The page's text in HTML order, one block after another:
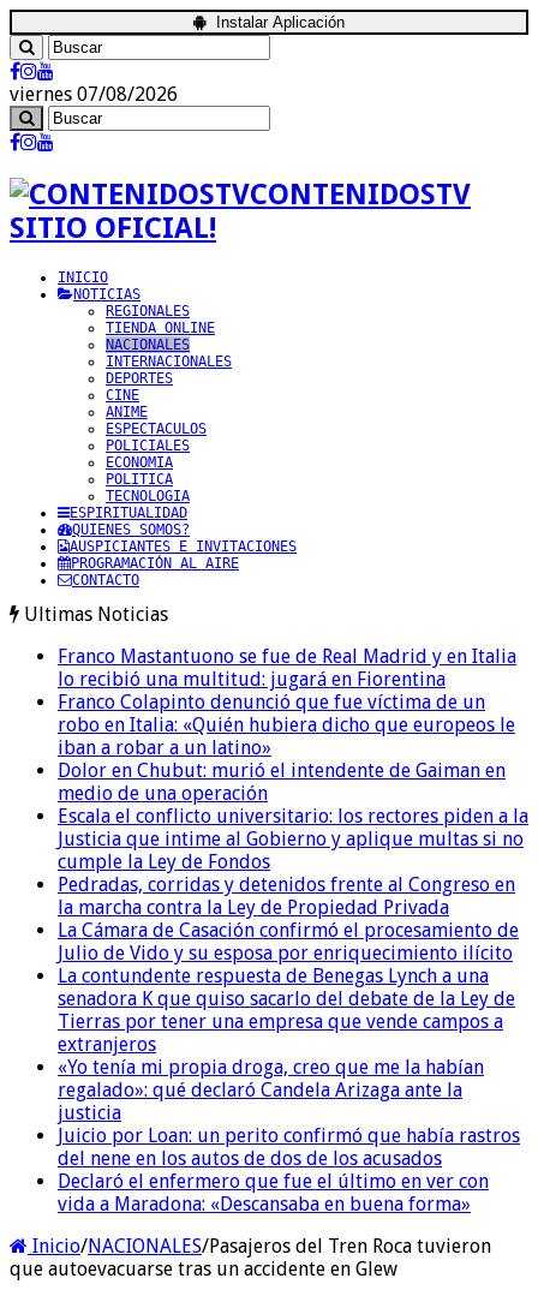
Instalar Aplicación
viernes 07/08/2026
CONTENIDOSTV
SITIO OFICIAL!
INICIO
NOTICIAS
REGIONALES
TIENDA ONLINE
NACIONALES
INTERNACIONALES
DEPORTES
CINE
ANIME
ESPECTACULOS
POLICIALES
ECONOMIA
POLITICA
TECNOLOGIA
ESPIRITUALIDAD
QUIENES SOMOS?
AUSPICIANTES E INVITACIONES
PROGRAMACIÓN AL AIRE
CONTACTO
Ultimas Noticias
Franco Mastantuono se fue de Real Madrid y en Italia
lo recibió una multitud: jugará en Fiorentina
Franco Colapinto denunció que fue víctima de un
robo en Italia: «Quién hubiera dicho que europeos le
iban a robar a un latino»
Dolor en Chubut: murió el intendente de Gaiman en
medio de una operación
Escala el conflicto universitario: los rectores piden a la
Justicia que intime al Gobierno y aplique multas si no
cumple la Ley de Fondos
Pedradas, corridas y detenidos frente al Congreso en
la marcha contra la Ley de Propiedad Privada
La Cámara de Casación confirmó el procesamiento de
Julio de Vido y su esposa por enriquecimiento ilícito
La contundente respuesta de Benegas Lynch a una
senadora K que quiso sacarlo del debate de la Ley de
Tierras por tener una empresa que vende campos a
extranjeros
«Yo tenía mi propia droga, creo que me la habían
regalado»: qué declaró Candela Arizaga ante la
justicia
Juicio por Loan: un perito confirmó que había rastros
del nene en los autos de dos de los acusados
Declaró el enfermero que fue el último en ver con
vida a Maradona: «Descansaba en buena forma»
Inicio/NACIONALES/Pasajeros del Tren Roca tuvieron
que autoevacuarse tras un accidente en Glew